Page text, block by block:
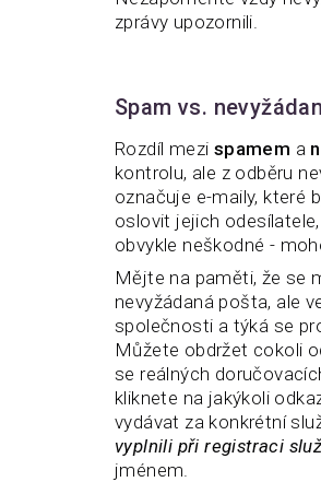
zprávy upozornili.
Spam vs.
Rozdíl mezi spamem a
kontrolu, ale z odběru
označuje e-maily, které
oslovit jejich
obvykle neškodné -
Mějte na paměti, že se
nevyžádaná pošta, ale
společnosti a týká se
Můžete obdržet cokoli
se reálných
kliknete na jakýkoli
vydávat za konkrétní
vyplnili při registraci
jménem.